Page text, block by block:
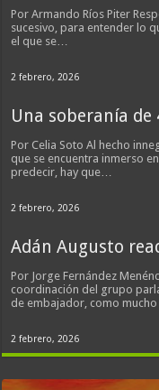
Por Armando Ríos Piter
sucesivo, para entender lo
el que se…
2 febrero, 2026
Una soberanía de
Por Celia Soto Al hecho
que se encuentra inmerso
predecir, hay que…
2 febrero, 2026
Adán Augusto
Por Jorge Fernández
coordinación del grupo
de embajador, como
2 febrero, 2026